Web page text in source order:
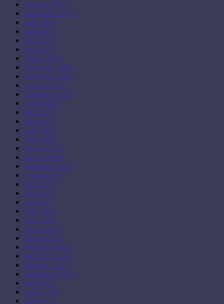
octobre 2019
septembre 2019
août 2019
mai 2019
avril 2019
mars 2019
février 2019
décembre 2018
novembre 2018
octobre 2018
septembre 2018
juillet 2018
juin 2018
mai 2018
avril 2018
mars 2018
février 2018
janvier 2018
novembre 2017
octobre 2017
août 2017
juin 2017
mai 2017
avril 2017
mars 2017
février 2017
janvier 2017
décembre 2016
novembre 2016
octobre 2016
septembre 2016
août 2016
juillet 2016
mai 2016